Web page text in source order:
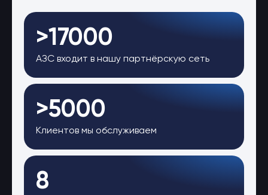
>17000
АЗС входит в нашу партнёрскую сеть
>5000
Клиентов мы обслуживаем
8